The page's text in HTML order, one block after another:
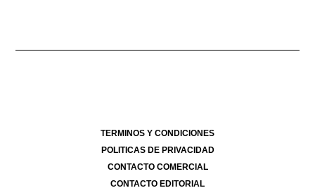
TERMINOS Y CONDICIONES
POLITICAS DE PRIVACIDAD
CONTACTO COMERCIAL
CONTACTO EDITORIAL